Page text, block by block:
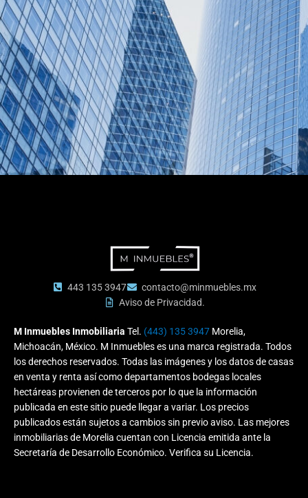
443 135 3947
contacto@minmuebles.mx
Aviso de Privacidad.
M Inmuebles Inmobiliaria Tel. (443) 135 3947 Morelia,
Michoacán, México. M Inmuebles es una marca registrada. Todos
los derechos reservados. Todas las imágenes y los datos de casas
en venta y renta así como departamentos bodegas locales
hectáreas provienen de terceros por lo que la información
publicada en este sitio puede llegar a variar. Los precios
publicados están sujetos a cambios sin previo aviso. Las mejores
inmobiliarias de Morelia cuentan con Licencia emitida ante la
Secretaría de Desarrollo Económico. Verifica su Licencia.